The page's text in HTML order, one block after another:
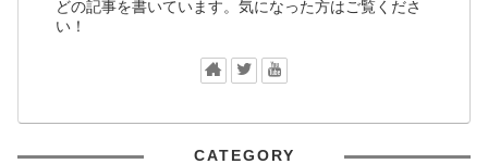
どの記事を書いています。気になった方はご覧くださ
い！
CATEGORY